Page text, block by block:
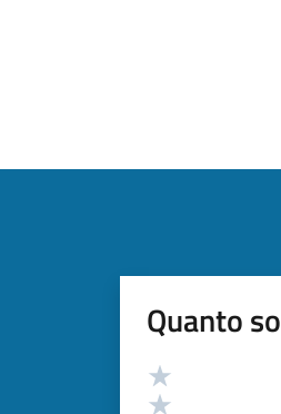
Quanto
Valutazione